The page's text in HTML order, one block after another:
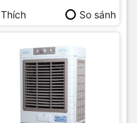
Thích So sánh